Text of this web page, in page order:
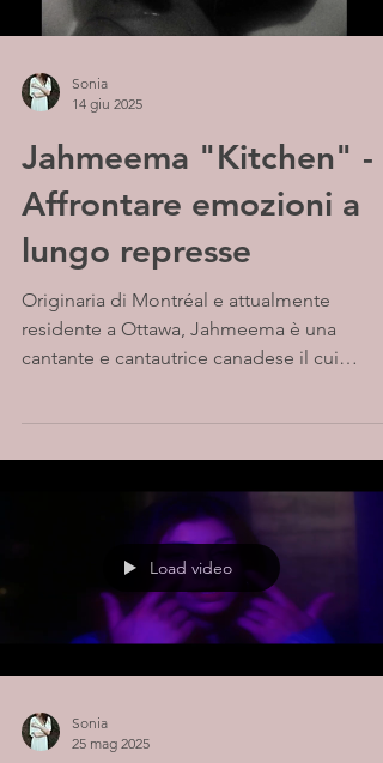
Sonia
14 giu 2025
Jahmeema "Kitchen" -
Affrontare emozioni a
lungo represse
Originaria di Montréal e attualmente
residente a Ottawa, Jahmeema è una
cantante e cantautrice canadese il cui
Load video
Sonia
25 mag 2025